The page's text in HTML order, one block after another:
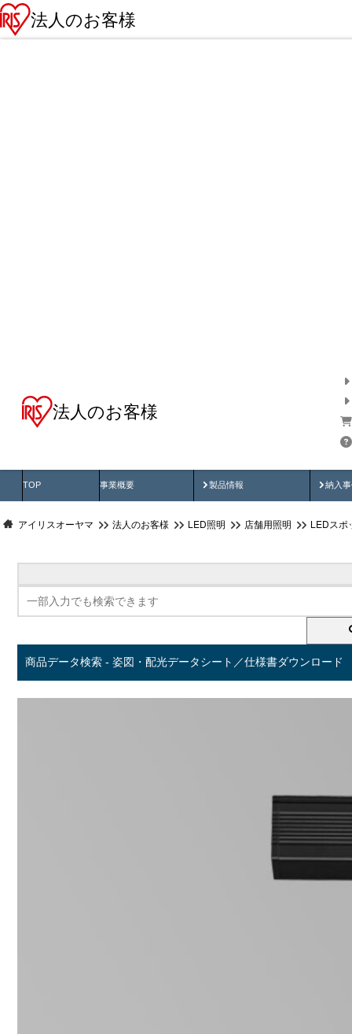
法人のお客様
法人のお客様
TOP 事業概要 製品情報
製品動画 納入
納
アイリスオーヤマ 法人のお客様 LED照明 店舗用照明 LEDスポ
商品データ検索 - 姿図・配光データシート／仕様書ダウンロード